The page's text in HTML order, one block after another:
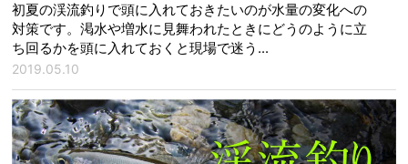
初夏の渓流釣りで頭に入れておきたいのが水量の変化への
対策です。渇水や増水に見舞われたときにどうのように立
ち回るかを頭に入れておくと現場で迷う...
2019.05.10